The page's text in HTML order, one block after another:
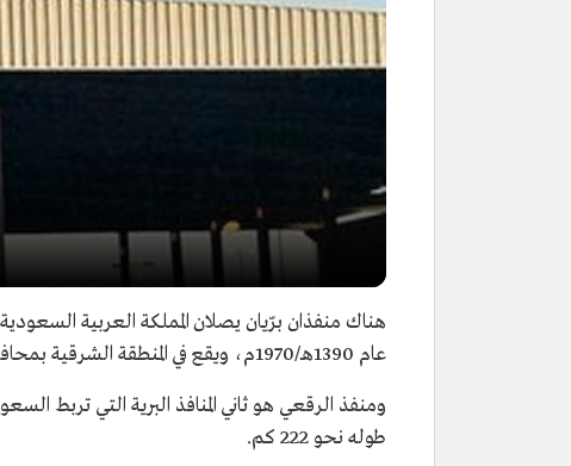
هناك منفذان برّيان يصلان المملكة العربية
عام 1390هـ/1970م، ويقع في المنطقة الشرقية بمحافظة الخفجي، عند الشريط الحدودي مع الكويت.
ومنفذ الرقعي هو ثاني المنافذ البرية التي تربط
طوله نحو 222 كم.